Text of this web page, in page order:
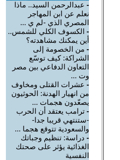
- عبدالرحمن السيد.. ماذا
نعلم عن ابن المهاجر
المصري الذي -لم ي ...
- الكسوف الكلي للشمس..
أين يمكنك مشاهدته؟
- من الخصومة إلى
الشراكة: كيف توسّع
التعاون الدفاعي بين مصر
وت ...
- عشرات القتلى ومخاوف
من انهيار الهدنة: الحوثيون
يصعّدون هجمات ...
- ترامب يعتقد أن الحرب
-ستنتهي قريبا جدا-
والسعودية تتوقع هجما ...
- دراسة: تنظيم وجباتك
الغذائية يؤثر على صحتك
النفسية